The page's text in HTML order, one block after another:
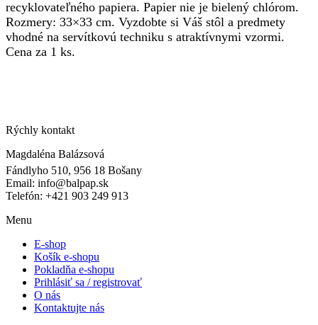
recyklovateľného papiera. Papier nie je bielený chlórom.
Rozmery: 33×33 cm. Vyzdobte si Váš stôl a predmety
vhodné na servítkovú techniku s atraktívnymi vzormi.
Cena za 1 ks.
Rýchly kontakt
Magdaléna Balázsová
Fándlyho 510, 956 18 Bošany
Email: info@balpap.sk
Telefón: +421 903 249 913
Menu
E-shop
Košík e-shopu
Pokladňa e-shopu
Prihlásiť sa / registrovať
O nás
Kontaktujte nás